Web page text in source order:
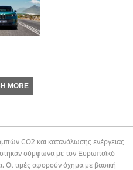
MORE
CO2 και κατανάλωσης ενέργειας
σύμφωνα με τον Ευρωπαϊκό
τιμές αφορούν όχημα με βασική